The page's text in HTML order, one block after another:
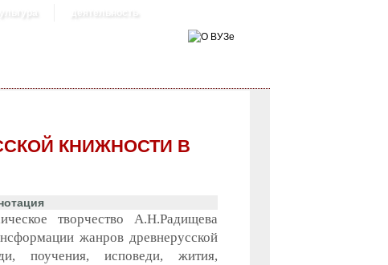
деятельность
КНИЖНОСТИ В
творчество А.Н.Радищева
жанров древнерусской
поучения, исповеди, жития,